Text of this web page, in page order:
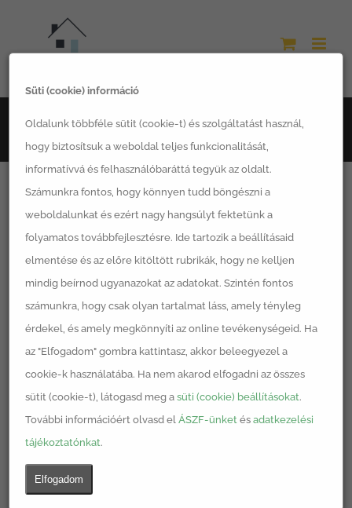
Süti (cookie) információ
Oldalunk többféle sütit (cookie-t) és szolgáltatást használ,
hogy biztosítsuk a weboldal teljes funkcionalitását,
informatívvá és felhasználóbaráttá tegyük az oldalt.
Számunkra fontos, hogy könnyen tudd böngészni a
weboldalunkat és ezért nagy hangsúlyt fektetünk a
folyamatos továbbfejlesztésre. Ide tartozik a beállításaid
elmentése és az előre kitöltött rubrikák, hogy ne kelljen
mindig beírnod ugyanazokat az adatokat. Szintén fontos
számunkra, hogy csak olyan tartalmat láss, amely tényleg
érdekel, és amely megkönnyíti az online tevékenységeid. Ha
az "Elfogadom" gombra kattintasz, akkor beleegyezel a
cookie-k használatába. Ha nem akarod elfogadni az összes
sütit (cookie-t), látogasd meg asüti (cookie) beállításokat.
További információért olvasd elÁSZF-ünket ésadatkezelési
tájékoztatónkat.
Elfogadom
Főoldal LSH termékek
Magaságyások
LSH Garden Box KID magaságyás